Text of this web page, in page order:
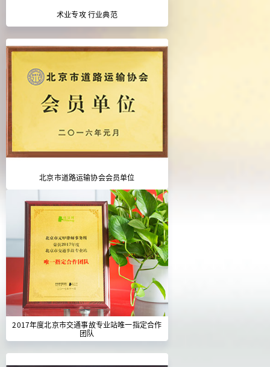
术业专攻 行业典范
北京市道路运输协会会员单位
2017年度北京市交通事故专业站唯一指定合作
团队